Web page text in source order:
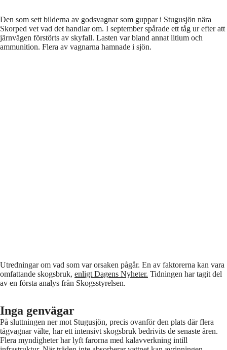
Den som sett bilderna av godsvagnar som guppar i Stugusjön nära
Skorped vet vad det handlar om. I september spårade ett tåg ur efter att
järnvägen förstörts av skyfall. Lasten var bland annat litium och
ammunition. Flera av vagnarna hamnade i sjön.
Utredningar om vad som var orsaken pågår. En av faktorerna kan vara
omfattande skogsbruk, enligt Dagens Nyheter. Tidningen har tagit del
av en första analys från Skogsstyrelsen.
Inga genvägar
På sluttningen ner mot Stugusjön, precis ovanför den plats där flera
tågvagnar välte, har ett intensivt skogsbruk bedrivits de senaste åren.
Flera myndigheter har lyft farorna med kalavverkning intill